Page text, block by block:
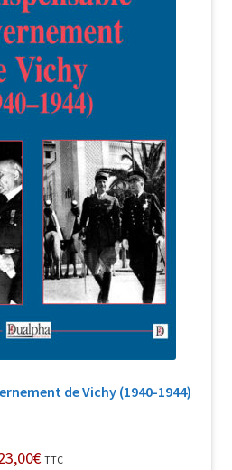
et cookies
de Vichy (1940-1944)
€ TTC